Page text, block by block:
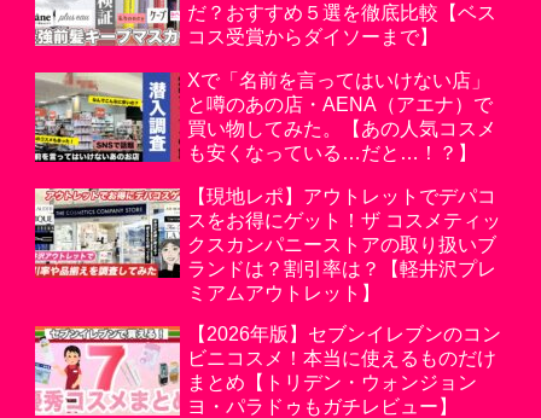
だ？おすすめ５選を徹底比較【ベス
コス受賞からダイソーまで】
Xで「名前を言ってはいけない店」
と噂のあの店・AENA（アエナ）で
買い物してみた。【あの人気コスメ
も安くなっている…だと…！？】
【現地レポ】アウトレットでデパコ
スをお得にゲット！ザ コスメティッ
クスカンパニーストアの取り扱いブ
ランドは？割引率は？【軽井沢プレ
ミアムアウトレット】
【2026年版】セブンイレブンのコン
ビニコスメ！本当に使えるものだけ
まとめ【トリデン・ウォンジョン
ヨ・パラドゥもガチレビュー】